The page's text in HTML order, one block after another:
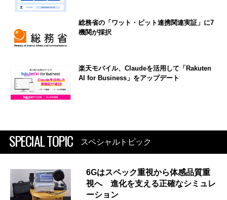
総務省の「ワット・ビット連携関連実証」に7
機関が採択
楽天モバイル、Claudeを活用して「Rakuten
AI for Business」をアップデート
SPECIAL TOPIC スペシャルトピック
6Gはスペック重視から体感品質重
視へ 進化を支える正確なシミュレ
ーション